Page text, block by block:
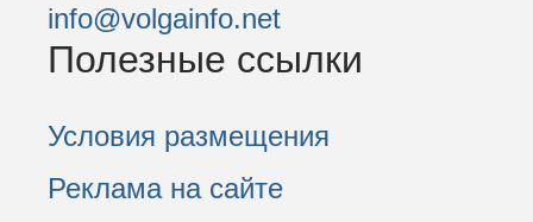
info@volgainfo.net
Полезные ссылки
Условия размещения
Реклама на сайте